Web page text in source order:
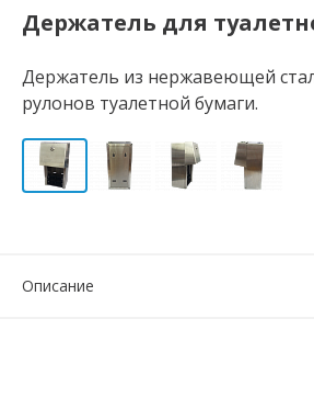
Держатель для
Держатель из нержавеющей
рулонов туалетной бумаги.
Описание